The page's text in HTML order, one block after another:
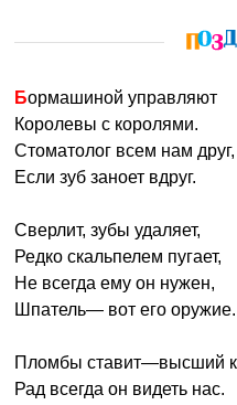
Бормашиной управляют
Королевы с королями.
Стоматолог всем нам друг,
Если зуб заноет вдруг.
Сверлит, зубы удаляет,
Редко скальпелем пугает,
Не всегда ему он нужен,
Шпатель— вот его оружие.
Пломбы ставит—высший
Рад всегда он видеть нас.